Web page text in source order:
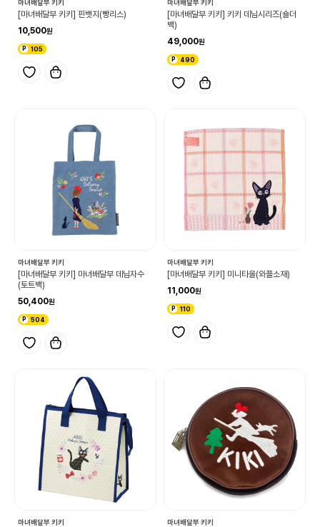
마녀배달부 키키
[마녀배달부 키키] 핀뱃지(빵리스)
10,500
105
마녀배달부 키키
[마녀배달부 키키] 키키 데님시리즈(숄더
백)
49,000
490
마녀배달부 키키
[마녀배달부 키키] 마녀배달부 데님자수
(토트백)
50,400
504
마녀배달부 키키
[마녀배달부 키키] 미니타올(와플소재)
11,000
110
마녀배달부 키키 마녀배달부 키키